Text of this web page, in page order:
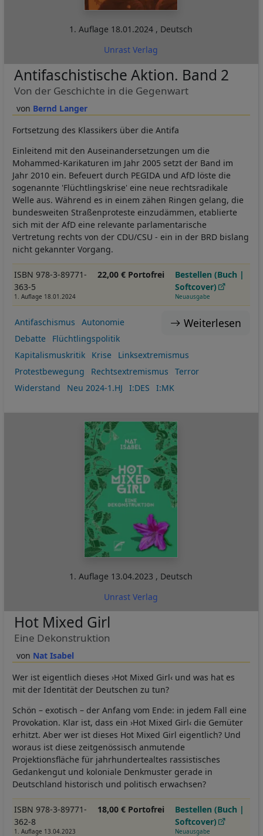
1. Auflage 18.01.2024 , Deutsch
Unrast Verlag
Bernd Langer
Antifaschistische Aktion. Band 2
Von der Geschichte in die Gegenwart
Fortsetzung des Klassikers über die Antifa
Einleitend mit den Auseinandersetzungen um die
Mohammed-Karikaturen im Jahr 2005 setzt der Band im
Jahr 2010 ein. Befeuert durch PEGIDA und AfD löste die
sogenannte 'Flüchtlingskrise' eine neue rechtsradikale
Welle aus. Während es in einem zähen Ringen gelang, die
bundesweiten Straßenproteste einzudämmen, etablierte
sich mit der AfD eine relevante parlamentarische
Vertretung rechts von der CDU/CSU - ein in der BRD bislang
nicht gekannter Vorgang.
ISBN 978-3-89771-
363-5
1. Auflage 18.01.2024
22,00 € Portofrei
Bestellen (Buch |
Softcover)
Neuausgabe
Weiterlesen
Antifaschismus
Autonomie
Debatte
Flüchtlingspolitik
Kapitalismuskritik
Krise
Linksextremismus
Protestbewegung
Rechtsextremismus
Terror
Widerstand
Neu 2024-1.HJ I:DES I:MK
1. Auflage 13.04.2023 , Deutsch
Unrast Verlag
Nat Isabel
Hot Mixed Girl
Eine Dekonstruktion
Wer ist eigentlich dieses ›Hot Mixed Girl‹ und was hat es
mit der Identität der Deutschen zu tun?
Schön – exotisch – der Anfang vom Ende: in jedem Fall eine
Provokation. Klar ist, dass ein ›Hot Mixed Girl‹ die Gemüter
erhitzt. Aber wer ist dieses Hot Mixed Girl eigentlich? Und
woraus ist diese zeitgenössisch anmutende
Projektionsfläche für jahrhundertealtes rassistisches
Gedankengut und koloniale Denkmuster gerade in
Deutschland historisch und politisch erwachsen?
ISBN 978-3-89771-
362-8
1. Auflage 13.04.2023
18,00 € Portofrei
Bestellen (Buch |
Softcover)
Neuausgabe